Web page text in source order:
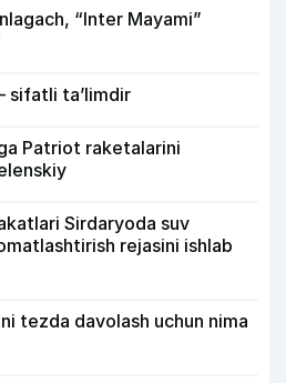
“Inter Mayami”
sifatli ta’limdir
Patriot raketalarini
Sirdaryoda suv
rejasini ishlab
tezda davolash uchun nima